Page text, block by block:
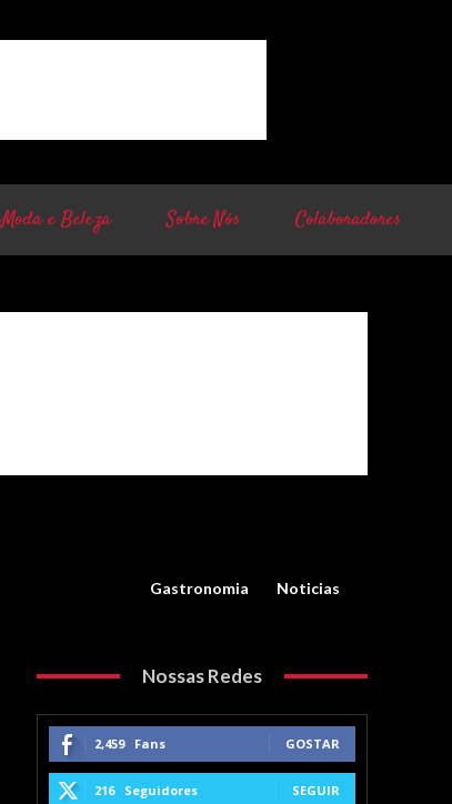
Moda e Beleza Sobre Nós Colaboradores
Gastronomia Noticias
Nossas Redes
2,459 Fans GOSTAR
216 Seguidores SEGUIR